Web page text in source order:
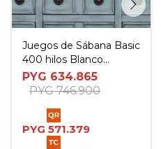
Juegos de Sábana Basic
400 hilos Blanco
(Bordado Beige) - Full
PYG 634.865
PYG 746.900
PYG 571.379